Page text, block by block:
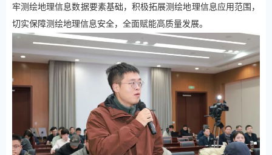
牢测绘地理信息数据要素基础，积极拓展测绘地理信息应用范围，
切实保障测绘地理信息安全，全面赋能高质量发展。